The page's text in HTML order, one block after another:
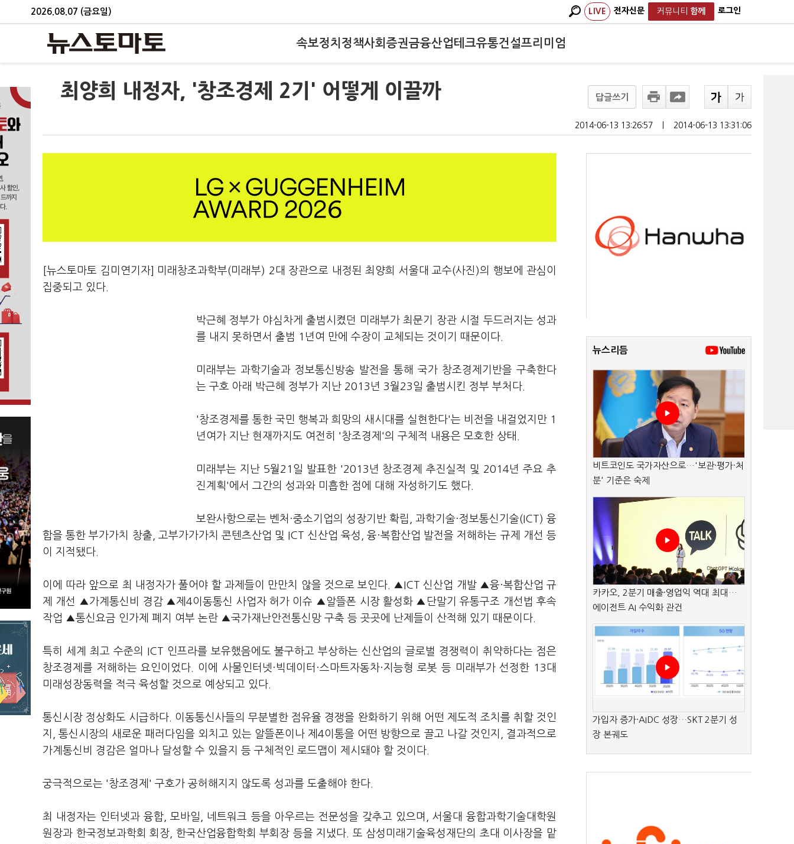
2026.08.07 (금요일) LIVE 전자신문 커뮤니티 함께 로그인
속보정치 정책사회 증권금융산업테크유통건설프리미엄
최양희 내정자, '창조경제 2기' 어떻게 이끌까 답글쓰기
2014-06-13 13:26:57 2014-06-13 13:31:06
[뉴스토마토 김미연기자] 미래창조과학부(미래부) 2대 장관으로 내정된 최양희 서울대 교수(사진)의 행보에 관심이
집중되고 있다.
박근혜 정부가 야심차게 출범시켰던 미래부가 최문기 장관 시절 두드러지는 성과
를 내지 못하면서 출범 1년여 만에 수장이 교체되는 것이기 때문이다.
미래부는 과학기술과 정보통신방송 발전을 통해 국가 창조경제기반을 구축한다
는 구호 아래 박근혜 정부가 지난 2013년 3월23일 출범시킨 정부 부처다.
'창조경제를 통한 국민 행복과 희망의 새시대를 실현한다'는 비전을 내걸었지만 1
년여가 지난 현재까지도 여전히 '창조경제'의 구체적 내용은 모호한 상태.
미래부는 지난 5월21일 발표한 '2013년 창조경제 추진실적 및 2014년 주요 추
진계획'에서 그간의 성과와 미흡한 점에 대해 자성하기도 했다.
보완사항으로는 벤처·중소기업의 성장기반 확립, 과학기술·정보통신기술(ICT) 융
합을 통한 부가가치 창출, 고부가가가치 콘텐츠산업 및 ICT 신산업 육성, 융·복합산업 발전을 저해하는 규제 개선 등
이 지적됐다.
이에 따라 앞으로 최 내정자가 풀어야 할 과제들이 만만치 않을 것으로 보인다. ▲ICT 신산업 개발 ▲융·복합산업 규
제 개선 ▲가계통신비 경감 ▲제4이동통신 사업자 허가 이슈 ▲알뜰폰 시장 활성화 ▲단말기 유통구조 개선법 후속
작업 ▲통신요금 인가제 폐지 여부 논란 ▲국가재난안전통신망 구축 등 곳곳에 난제들이 산적해 있기 때문이다.
특히 세계 최고 수준의 ICT 인프라를 보유했음에도 불구하고 부상하는 신산업의 글로벌 경쟁력이 취약하다는 점은
창조경제를 저해하는 요인이었다. 이에 사물인터넷·빅데이터·스마트자동차·지능형 로봇 등 미래부가 선정한 13대
미래성장동력을 적극 육성할 것으로 예상되고 있다.
통신시장 정상화도 시급하다. 이동통신사들의 무분별한 점유율 경쟁을 완화하기 위해 어떤 제도적 조치를 취할 것인
지, 통신시장의 새로운 패러다임을 외치고 있는 알뜰폰이나 제4이통을 어떤 방향으로 끌고 나갈 것인지, 결과적으로
가계통신비 경감은 얼마나 달성할 수 있을지 등 구체적인 로드맵이 제시돼야 할 것이다.
궁극적으로는 '창조경제' 구호가 공허해지지 않도록 성과를 도출해야 한다.
최 내정자는 인터넷과 융합, 모바일, 네트워크 등을 아우르는 전문성을 갖추고 있으며, 서울대 융합과학기술대학원
원장과 한국정보과학회 회장, 한국산업융합학회 부회장 등을 지냈다. 또 삼성미래기술육성재단의 초대 이사장을 맡
뉴스리듬
비트코인도 국가자산으로…'보관·평가·처
분' 기준은 숙제
카카오, 2분기 매출·영업익 역대 최대…
에이전트 AI 수익화 관건
가입자 증가·AIDC 성장…SKT 2분기 성
장 본궤도